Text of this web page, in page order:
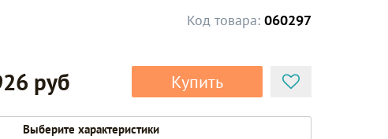
Код товара: 060297
руб Купить
Выберите характеристики